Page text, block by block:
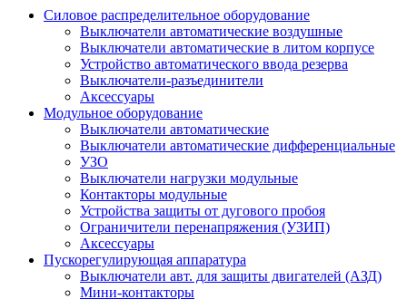
Силовое распределительное оборудование
Выключатели автоматические воздушные
Выключатели автоматические в литом корпусе
Устройство автоматического ввода резерва
Выключатели-разъединители
Аксессуары
Модульное оборудование
Выключатели автоматические
Выключатели автоматические дифференциальные
УЗО
Выключатели нагрузки модульные
Контакторы модульные
Устройства защиты от дугового пробоя
Ограничители перенапряжения (УЗИП)
Аксессуары
Пускорегулирующая аппаратура
Выключатели авт. для защиты двигателей (АЗД)
Мини-контакторы